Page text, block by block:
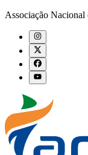
Associação Nacional